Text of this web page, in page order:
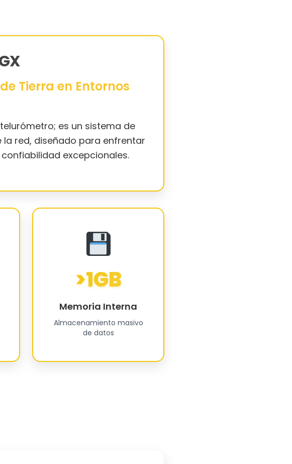
Tierra en Entornos
es un sistema de
red, diseñado para enfrentar
excepcionales.
>1GB
Memoria Interna
Almacenamiento masivo
de datos